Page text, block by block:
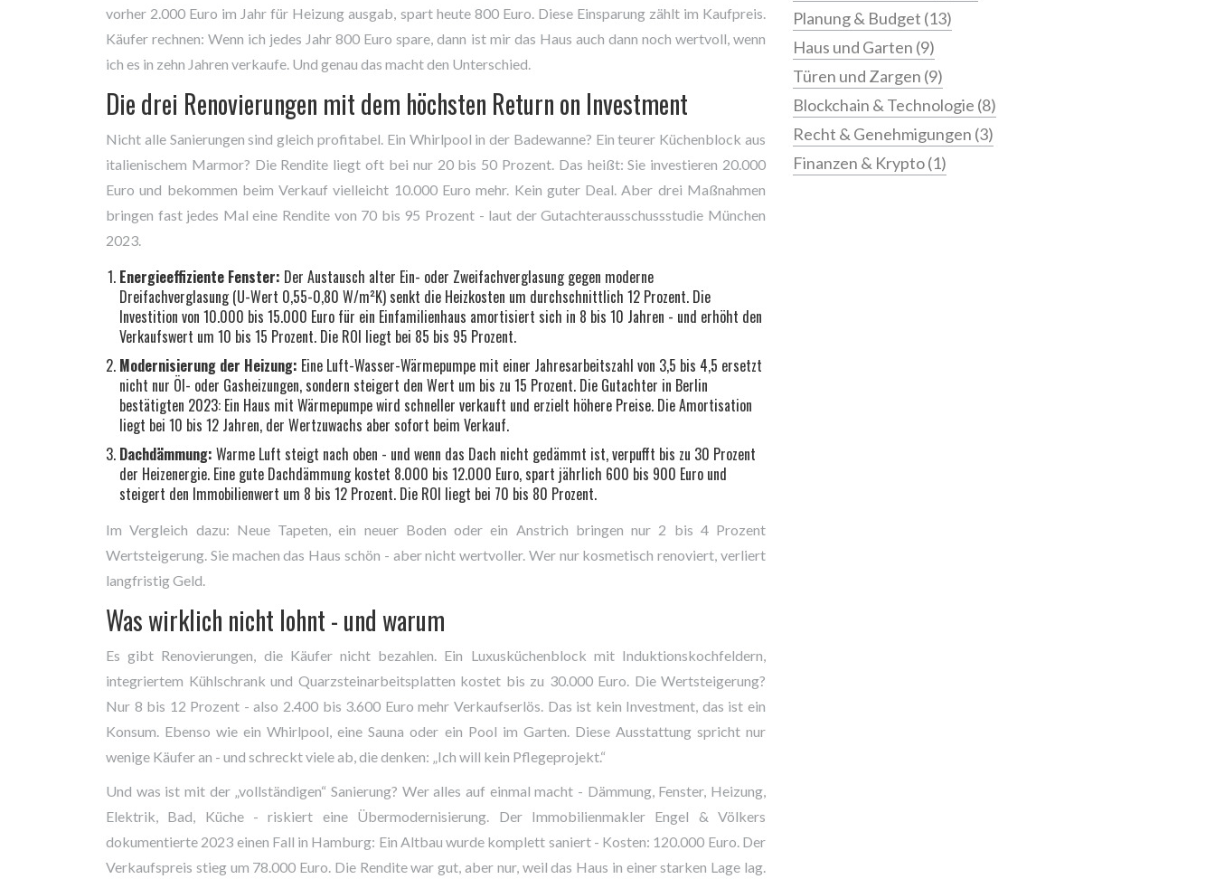
vorher 2.000 Euro im Jahr für Heizung ausgab, spart heute 800 Euro. Diese Einsparung zählt im Kaufpreis.
Käufer rechnen: Wenn ich jedes Jahr 800 Euro spare, dann ist mir das Haus auch dann noch wertvoll, wenn
ich es in zehn Jahren verkaufe. Und genau das macht den Unterschied.
Die drei Renovierungen mit dem höchsten Return on Investment
Nicht alle Sanierungen sind gleich profitabel. Ein Whirlpool in der Badewanne? Ein teurer Küchenblock aus
italienischem Marmor? Die Rendite liegt oft bei nur 20 bis 50 Prozent. Das heißt: Sie investieren 20.000
Euro und bekommen beim Verkauf vielleicht 10.000 Euro mehr. Kein guter Deal. Aber drei Maßnahmen
bringen fast jedes Mal eine Rendite von 70 bis 95 Prozent - laut der Gutachterausschussstudie München
2023.
Energieeffiziente Fenster: Der Austausch alter Ein- oder Zweifachverglasung gegen moderne
Dreifachverglasung (U-Wert 0,55-0,80 W/m²K) senkt die Heizkosten um durchschnittlich 12 Prozent. Die
Investition von 10.000 bis 15.000 Euro für ein Einfamilienhaus amortisiert sich in 8 bis 10 Jahren - und erhöht den
Verkaufswert um 10 bis 15 Prozent. Die ROI liegt bei 85 bis 95 Prozent.
Modernisierung der Heizung: Eine Luft-Wasser-Wärmepumpe mit einer Jahresarbeitszahl von 3,5 bis 4,5 ersetzt
nicht nur Öl- oder Gasheizungen, sondern steigert den Wert um bis zu 15 Prozent. Die Gutachter in Berlin
bestätigten 2023: Ein Haus mit Wärmepumpe wird schneller verkauft und erzielt höhere Preise. Die Amortisation
liegt bei 10 bis 12 Jahren, der Wertzuwachs aber sofort beim Verkauf.
Dachdämmung: Warme Luft steigt nach oben - und wenn das Dach nicht gedämmt ist, verpufft bis zu 30 Prozent
der Heizenergie. Eine gute Dachdämmung kostet 8.000 bis 12.000 Euro, spart jährlich 600 bis 900 Euro und
steigert den Immobilienwert um 8 bis 12 Prozent. Die ROI liegt bei 70 bis 80 Prozent.
Im Vergleich dazu: Neue Tapeten, ein neuer Boden oder ein Anstrich bringen nur 2 bis 4 Prozent
Wertsteigerung. Sie machen das Haus schön - aber nicht wertvoller. Wer nur kosmetisch renoviert, verliert
langfristig Geld.
Was wirklich nicht lohnt - und warum
Es gibt Renovierungen, die Käufer nicht bezahlen. Ein Luxusküchenblock mit Induktionskochfeldern,
integriertem Kühlschrank und Quarzsteinarbeitsplatten kostet bis zu 30.000 Euro. Die Wertsteigerung?
Nur 8 bis 12 Prozent - also 2.400 bis 3.600 Euro mehr Verkaufserlös. Das ist kein Investment, das ist ein
Konsum. Ebenso wie ein Whirlpool, eine Sauna oder ein Pool im Garten. Diese Ausstattung spricht nur
wenige Käufer an - und schreckt viele ab, die denken: „Ich will kein Pflegeprojekt.“
Und was ist mit der „vollständigen“ Sanierung? Wer alles auf einmal macht - Dämmung, Fenster, Heizung,
Elektrik, Bad, Küche - riskiert eine Übermodernisierung. Der Immobilienmakler Engel & Völkers
dokumentierte 2023 einen Fall in Hamburg: Ein Altbau wurde komplett saniert - Kosten: 120.000 Euro. Der
Verkaufspreis stieg um 78.000 Euro. Die Rendite war gut, aber nur, weil das Haus in einer starken Lage lag.
Planung & Budget (13)
Haus und Garten (9)
Türen und Zargen (9)
Blockchain & Technologie (8)
Recht & Genehmigungen (3)
Finanzen & Krypto(1)